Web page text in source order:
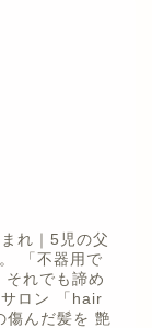
れ｜5児の父
「不器用で
れでも諦め
ロン 「hair
んだ髪を 艶